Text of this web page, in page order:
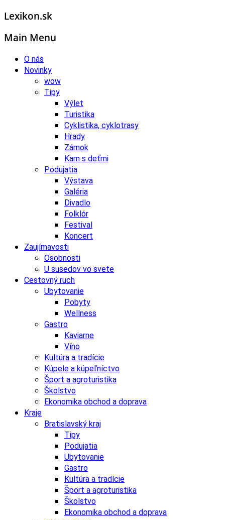
Lexikon.sk
Main Menu
O nás
Novinky
wow
Tipy
Výlet
Turistika
Cyklistika, cyklotrasy
Hrady
Zámok
Kam s deťmi
Podujatia
Výstava
Galéria
Divadlo
Folklór
Festival
Koncert
Zaujímavosti
Osobnosti
U susedov vo svete
Cestovný ruch
Ubytovanie
Pobyty
Wellness
Gastro
Kaviarne
Víno
Kultúra a tradície
Kúpele a kúpeľníctvo
Šport a agroturistika
Školstvo
Ekonomika obchod a doprava
Kraje
Bratislavský kraj
Tipy
Podujatia
Ubytovanie
Gastro
Kultúra a tradície
Šport a agroturistika
Školstvo
Ekonomika obchod a doprava